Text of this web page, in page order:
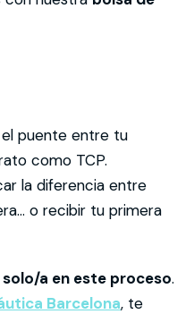
puente entre tu
como TCP.
la diferencia entre
o recibir tu primera
a en este proceso.
Barcelona, te